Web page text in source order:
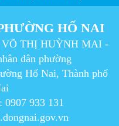
HỐ NAI
VÕ THỊ HUỲNH MAI -
dân phường
Hố Nai, Thành phố
0907 933 131